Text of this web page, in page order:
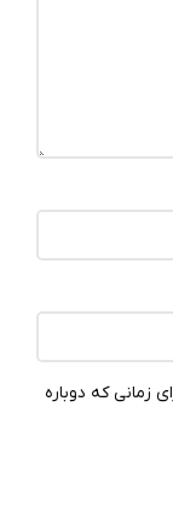
زمانی که دوباره